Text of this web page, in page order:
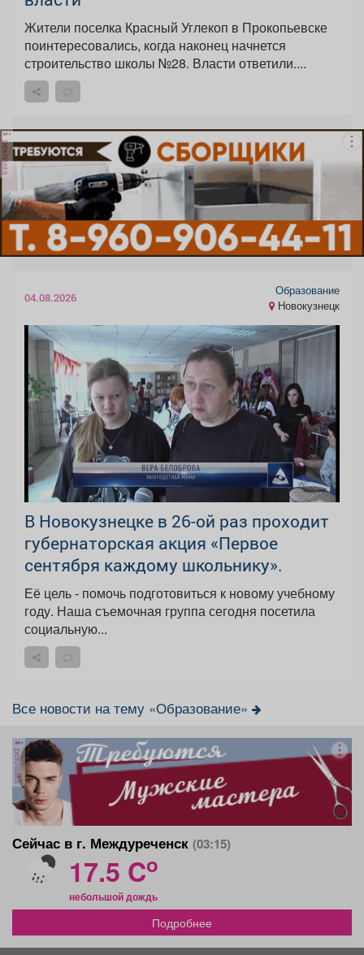
Жители поселка Красный Углекоп в Прокопьевске
поинтересовались, когда наконец начнется
строительство школы №28. Власти ответили....
реклама
04.08.2026
Образование
Новокузнецк
В Новокузнецке в 26-ой раз проходит
губернаторская акция «Первое
сентября каждому школьнику».
Её цель - помочь подготовиться к новому учебному
году. Наша съемочная группа сегодня посетила
социальную...
Все новости на тему «Образование»
реклама
Сейчас в г. Междуреченск (03:15)
17.5 Co
небольшой дождь
Подробнее